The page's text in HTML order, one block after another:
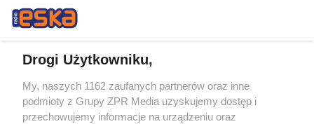
Żaden utwór zamieszczony w serwisie nie może być powielany i
rozpowszechniany lub dalej rozpowszechniany w jakikolwiek sposób (w
tym także elektroniczny lub mechaniczny) na jakimkolwiek polu
Drogi Użytkowniku,
My, naszych 1162 zaufanych partnerów oraz inne
podmioty z Grupy ZPR Media uzyskujemy dostęp i
przechowujemy informacje na urządzeniu oraz